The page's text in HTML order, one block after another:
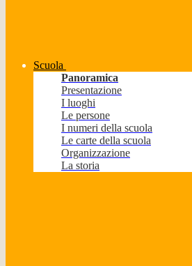
Scuola
Panoramica
Presentazione
I luoghi
Le persone
I numeri della scuola
Le carte della scuola
Organizzazione
La storia